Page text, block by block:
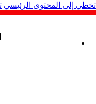
المحتوى الرئيسي تخطي